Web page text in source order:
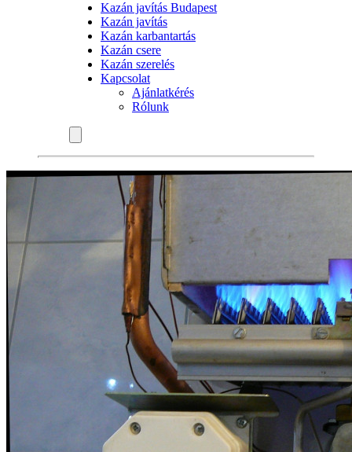
Kazán javítás Budapest
Kazán javítás
Kazán karbantartás
Kazán csere
Kazán szerelés
Kapcsolat
Ajánlatkérés
Rólunk